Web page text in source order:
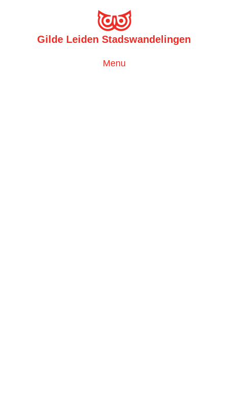
Gilde Leiden Stadswandelingen
Toggle
Menu